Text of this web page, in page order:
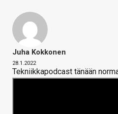
Juha Kokkonen
28.1.2022
Tekniikkapodcast tänään